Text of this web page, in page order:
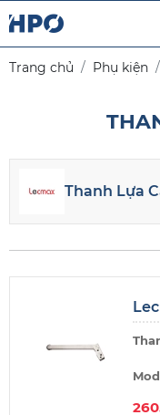
Trang chủ Phụ kiện
Thanh Lựa